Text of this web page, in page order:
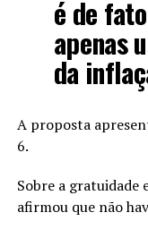
é de
apenas
da
A proposta
6.
Sobre a gratuidade
afirmou que não